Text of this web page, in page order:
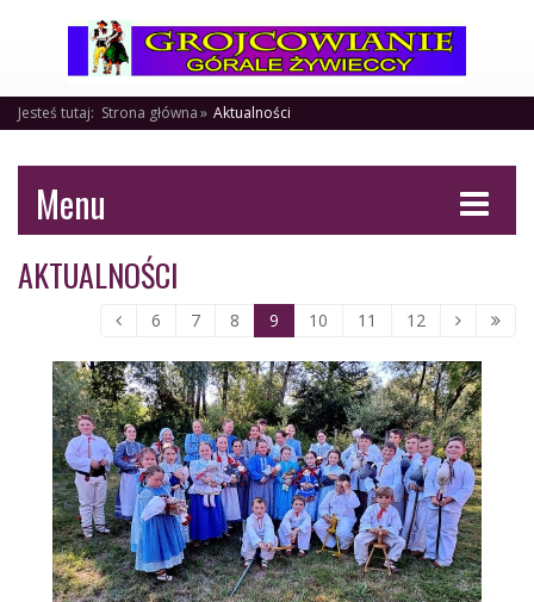
Jesteś tutaj: Strona główna Aktualności
Menu
AKTUALNOŚCI
6 7 8 9 10 11 12